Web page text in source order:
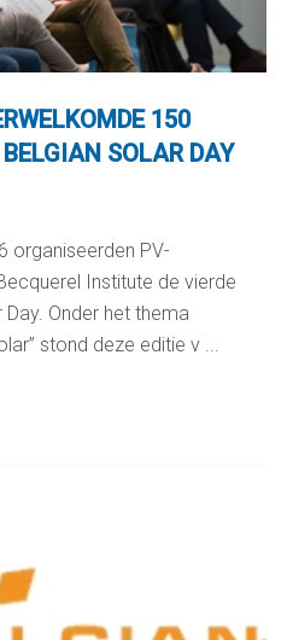
150
SOLAR DAY
organiseerden PV-
Institute de vierde
Onder het thema
stond deze editie v ...